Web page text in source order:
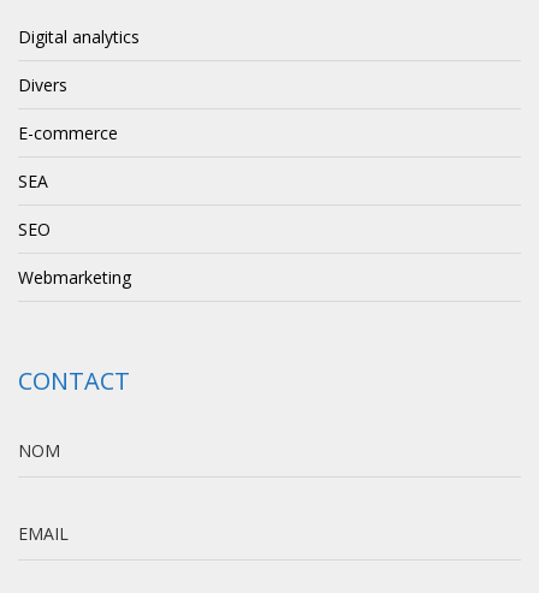
Digital analytics
Divers
E-commerce
SEA
SEO
Webmarketing
CONTACT
NOM
EMAIL